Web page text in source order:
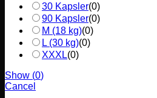
30 Kapsler(0)
90 Kapsler(0)
M (18 kg)(0)
L (30 kg)(0)
XXXL(0)
Show (0)
Cancel